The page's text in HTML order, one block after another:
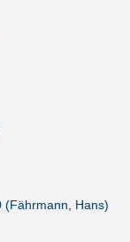
(Fährmann, Hans)